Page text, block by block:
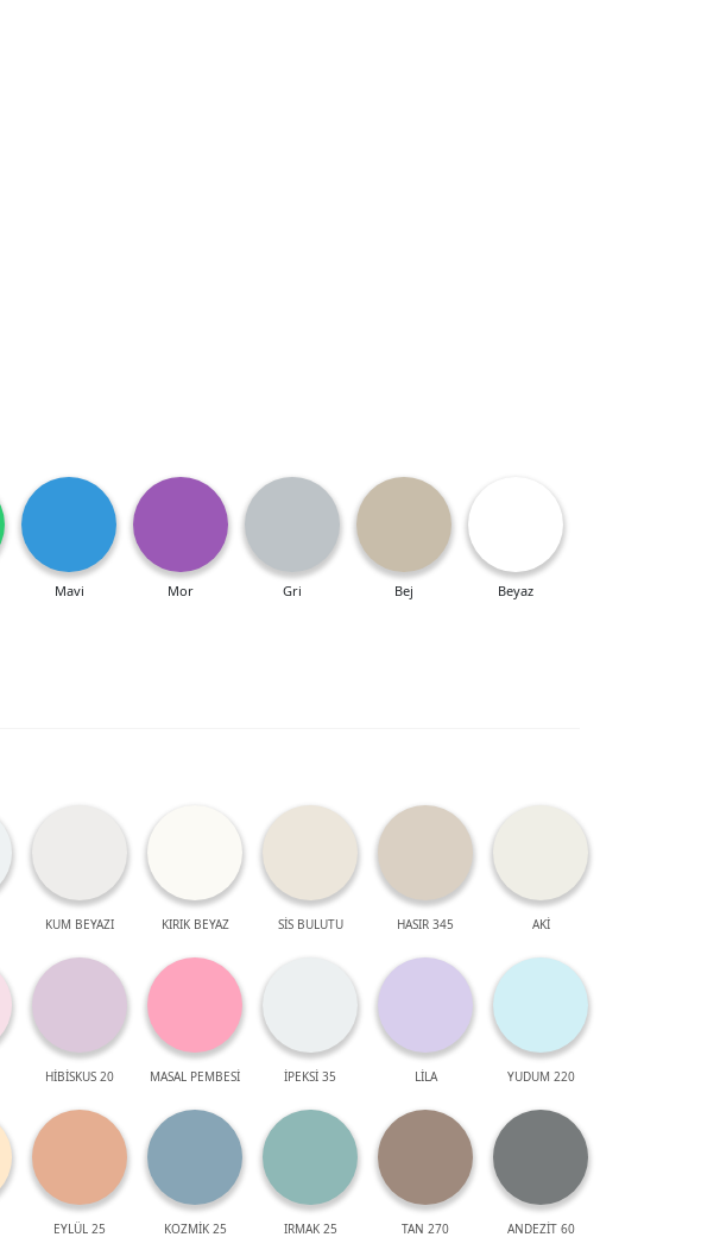
Mavi Mor Gri Bej Beyaz
KUM BEYAZI KIRIK BEYAZ SİS BULUTU HASIR 345 AKİ
HİBİSKUS 20 MASAL PEMBESİ İPEKSİ 35 LİLA YUDUM 220
EYLÜL 25 KOZMİK 25 IRMAK 25 TAN 270 ANDEZİT 60